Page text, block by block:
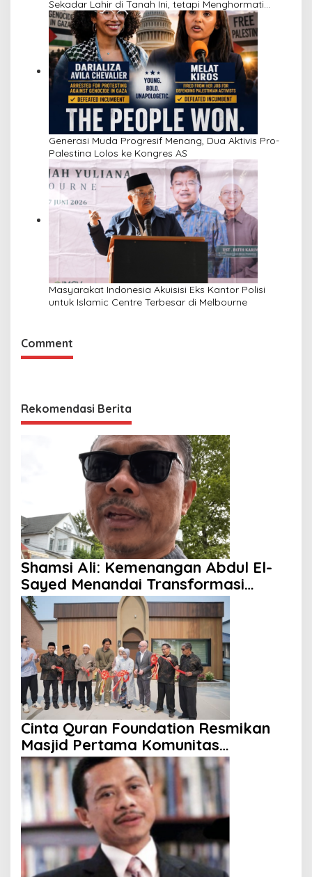
Sekadar Lahir di Tanah Ini, tetapi Menghormati
Perbedaan
Generasi Muda Progresif Menang, Dua Aktivis Pro-
Palestina Lolos ke Kongres AS
Masyarakat Indonesia Akuisisi Eks Kantor Polisi
untuk Islamic Centre Terbesar di Melbourne
Comment
Rekomendasi Berita
Shamsi Ali: Kemenangan Abdul El-
Sayed Menandai Transformasi
Politik Amerika
Cinta Quran Foundation Resmikan
Masjid Pertama Komunitas
Indonesia di Kanada